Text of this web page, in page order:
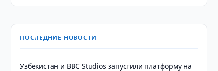
ПОСЛЕДНИЕ НОВОСТИ
Узбекистан и BBC Studios запустили платформу на